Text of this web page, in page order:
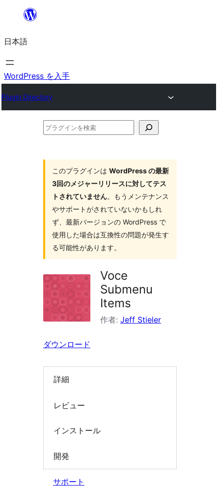
を
ス
キ
プ
日本語
WordPress を入手
Plugin Directory
プ
このプラグインは WordPress の最新
3回のメジャーリリースに対してテス
トされていません。もうメンテナンス
やサポートがされていないかもしれ
ず、最新バージョンの WordPress で
使用した場合は互換性の問題が発生す
る可能性があります。
Voce
Submenu
Items
作者: Jeff Stieler
ダウンロード
詳細
レビュー
インストール
開発
サポート